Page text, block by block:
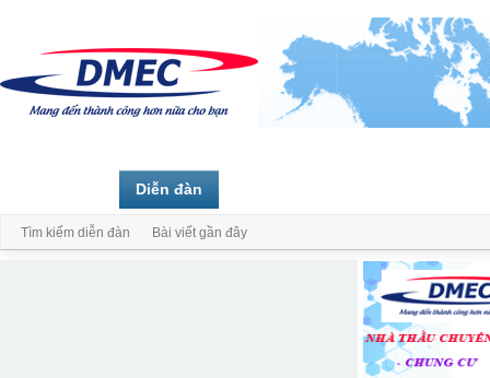
Diễn đàn
Tìm kiếm diễn đàn Bài viết gần đây